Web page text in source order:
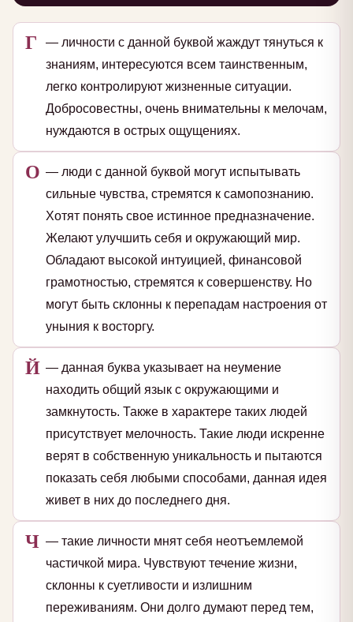
Г
— личности с данной буквой жаждут тянуться к
знаниям, интересуются всем таинственным,
легко контролируют жизненные ситуации.
Добросовестны, очень внимательны к мелочам,
нуждаются в острых ощущениях.
О — люди с данной буквой могут испытывать
сильные чувства, стремятся к самопознанию.
Хотят понять свое истинное предназначение.
Желают улучшить себя и окружающий мир.
Обладают высокой интуицией, финансовой
грамотностью, стремятся к совершенству. Но
могут быть склонны к перепадам настроения от
уныния к восторгу.
Й — данная буква указывает на неумение
находить общий язык с окружающими и
замкнутость. Также в характере таких людей
присутствует мелочность. Такие люди искренне
верят в собственную уникальность и пытаются
показать себя любыми способами, данная идея
живет в них до последнего дня.
Ч — такие личности мнят себя неотъемлемой
частичкой мира. Чувствуют течение жизни,
склонны к суетливости и излишним
переживаниям. Они долго думают перед тем,